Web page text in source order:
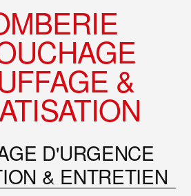
&
D'URGENCE
& ENTRETIEN